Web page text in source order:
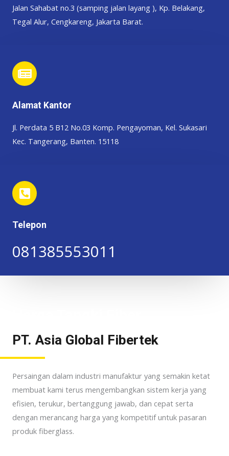
Jalan Sahabat no.3 (samping jalan layang ), Kp. Belakang,
Tegal Alur, Cengkareng, Jakarta Barat.
Alamat Kantor
Jl. Perdata 5 B12 No.03 Komp. Pengayoman, Kel. Sukasari
Kec. Tangerang, Banten. 15118
Telepon
081385553011
PT. Asia Global Fibertek
Persaingan dalam industri manufaktur yang semakin ketat
membuat kami terus mengembangkan sistem kerja yang
efisien, terukur, bertanggung jawab, dan cepat serta
dengan merancang harga yang kompetitif untuk pasaran
produk fiberglass.